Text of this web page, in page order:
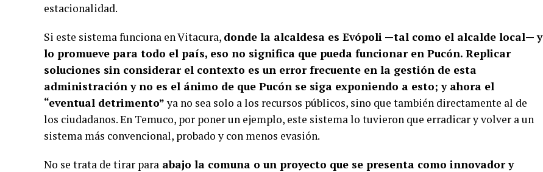
estacionalidad.
Si este sistema funciona en Vitacura, donde la alcaldesa es Evópoli —tal como el alcalde local— y
lo promueve para todo el país, eso no significa que pueda funcionar en Pucón. Replicar
soluciones sin considerar el contexto es un error frecuente en la gestión de esta
administración y no es el ánimo de que Pucón se siga exponiendo a esto; y ahora el
“eventual detrimento”ya no sea solo a los recursos públicos, sino que también directamente al de
los ciudadanos. En Temuco, por poner un ejemplo, este sistema lo tuvieron que erradicar y volver a un
sistema más convencional, probado y con menos evasión.
No se trata de tirar para abajo la comuna o un proyecto que se presenta como innovador y